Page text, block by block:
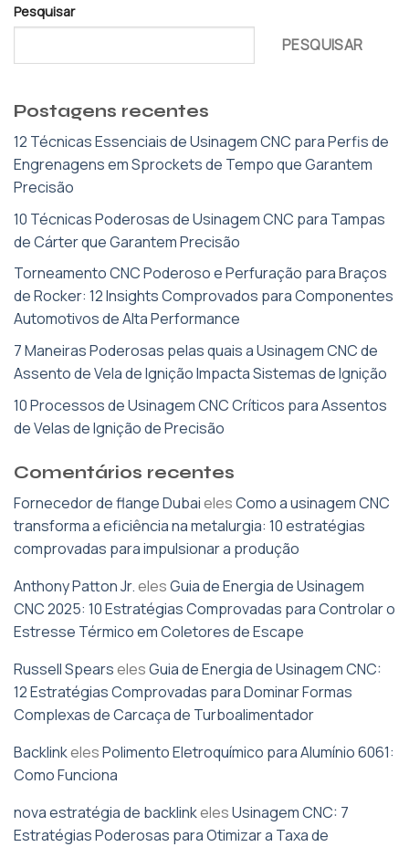
Pesquisar
PESQUISAR
Postagens recentes
12 Técnicas Essenciais de Usinagem CNC para Perfis de
Engrenagens em Sprockets de Tempo que Garantem
Precisão
10 Técnicas Poderosas de Usinagem CNC para Tampas
de Cárter que Garantem Precisão
Torneamento CNC Poderoso e Perfuração para Braços
de Rocker: 12 Insights Comprovados para Componentes
Automotivos de Alta Performance
7 Maneiras Poderosas pelas quais a Usinagem CNC de
Assento de Vela de Ignição Impacta Sistemas de Ignição
10 Processos de Usinagem CNC Críticos para Assentos
de Velas de Ignição de Precisão
Comentários recentes
Fornecedor de flange DubaielesComo a usinagem CNC
transforma a eficiência na metalurgia: 10 estratégias
comprovadas para impulsionar a produção
Anthony Patton Jr.elesGuia de Energia de Usinagem
CNC 2025: 10 Estratégias Comprovadas para Controlar o
Estresse Térmico em Coletores de Escape
Russell SpearselesGuia de Energia de Usinagem CNC:
12 Estratégias Comprovadas para Dominar Formas
Complexas de Carcaça de Turboalimentador
BacklinkelesPolimento Eletroquímico para Alumínio 6061:
Como Funciona
nova estratégia de backlinkelesUsinagem CNC: 7
Estratégias Poderosas para Otimizar a Taxa de